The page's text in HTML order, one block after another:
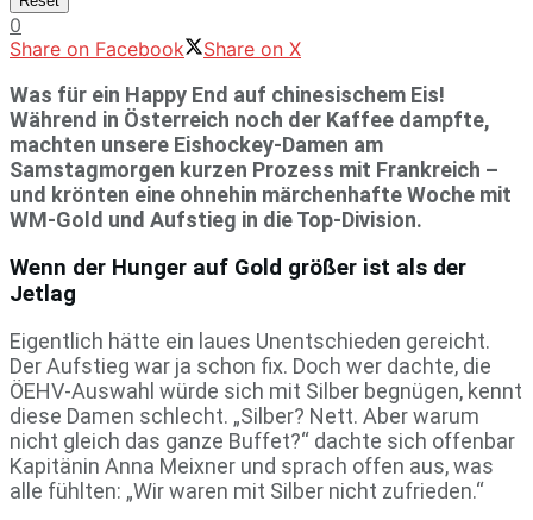
0
Share on Facebook
Share on X
Was für ein Happy End auf chinesischem Eis!
Während in Österreich noch der Kaffee dampfte,
machten unsere Eishockey-Damen am
Samstagmorgen kurzen Prozess mit Frankreich –
und krönten eine ohnehin märchenhafte Woche mit
WM-Gold und Aufstieg in die Top-Division.
Wenn der Hunger auf Gold größer ist als der
Jetlag
Eigentlich hätte ein laues Unentschieden gereicht.
Der Aufstieg war ja schon fix. Doch wer dachte, die
ÖEHV-Auswahl würde sich mit Silber begnügen, kennt
diese Damen schlecht. „Silber? Nett. Aber warum
nicht gleich das ganze Buffet?“ dachte sich offenbar
Kapitänin Anna Meixner und sprach offen aus, was
alle fühlten: „Wir waren mit Silber nicht zufrieden.“